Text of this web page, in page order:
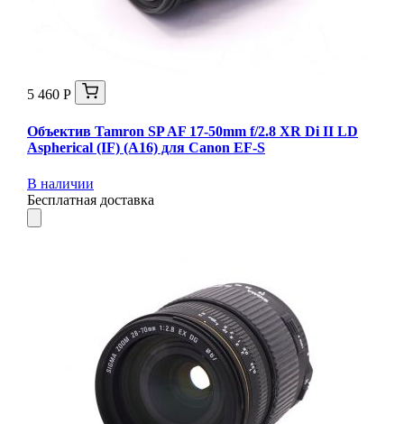
5 460 Р
Объектив Tamron SP AF 17-50mm f/2.8 XR Di II LD
Aspherical (IF) (A16) для Canon EF-S
В наличии
Бесплатная доставка